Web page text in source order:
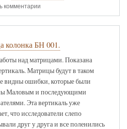
комментарии
колонка БН 001.
над матрицами. Показана
Матрицы будут в таком
видны ошибки, которые были
Маловым и последующими
Эта вертикаль уже
что исследователи слепо
друг у друга и все поленились